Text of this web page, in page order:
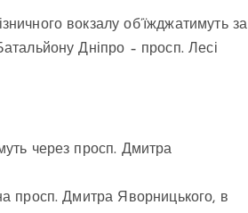
вокзалу об’їжджатимуть за
Дніпро – просп. Лесі
через просп. Дмитра
просп. Дмитра Яворницького, в